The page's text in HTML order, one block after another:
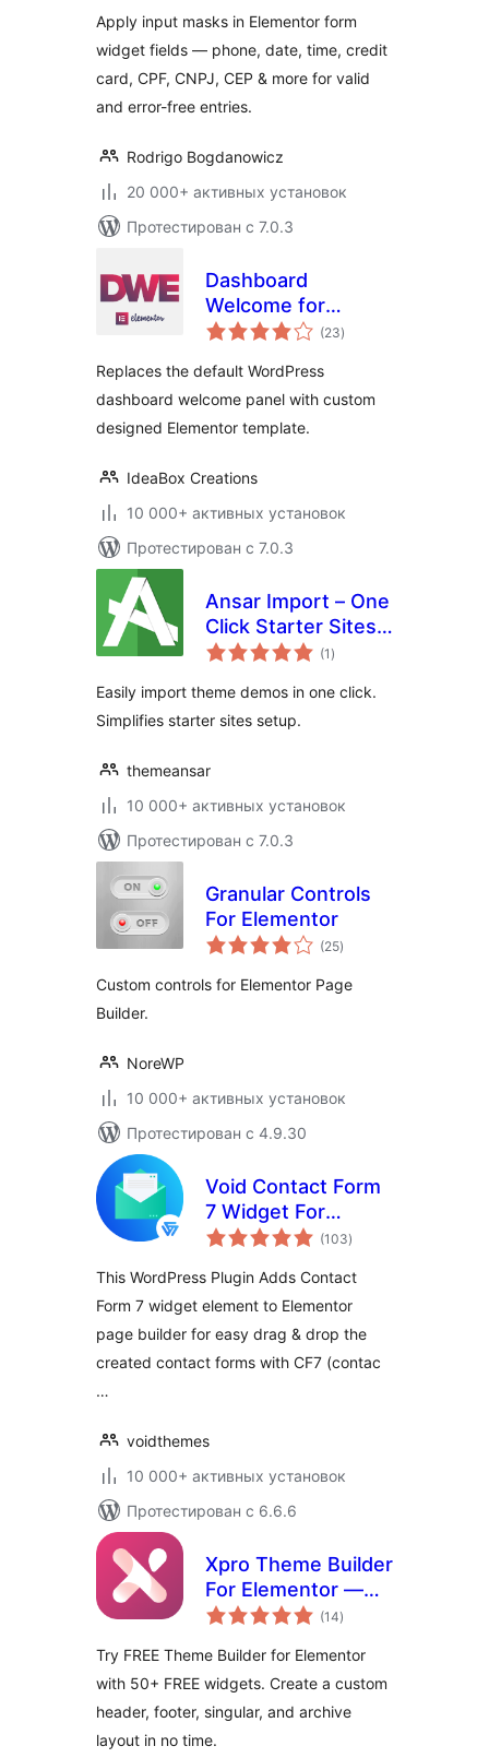
Apply input masks in Elementor form
widget fields — phone, date, time, credit
card, CPF, CNPJ, CEP & more for valid
and error-free entries.
Rodrigo Bogdanowicz
20 000+ активных установок
Протестирован с 7.0.3
Dashboard
Welcome for
Elementor
(23общий
рейтинг
)
Replaces the default WordPress
dashboard welcome panel with custom
designed Elementor template.
IdeaBox Creations
10 000+ активных установок
Протестирован с 7.0.3
Ansar Import – One
Click Starter Sites –
for Elementor &
(1 общий
рейтинг
)
Easily import theme demos in one click.
Simplifies starter sites setup.
themeansar
10 000+ активных установок
Протестирован с 7.0.3
Granular Controls
For Elementor
(25общий
рейтинг
)
Custom controls for Elementor Page
Builder.
NoreWP
10 000+ активных установок
Протестирован с 4.9.30
Void Contact Form
7 Widget For
Elementor Page
(103общий
рейтинг
)
This WordPress Plugin Adds Contact
Form 7 widget element to Elementor
page builder for easy drag & drop the
created contact forms with CF7 (contac
…
voidthemes
10 000+ активных установок
Протестирован с 6.6.6
Xpro Theme Builder
For Elementor —
FREE
(14общий
рейтинг
)
Try FREE Theme Builder for Elementor
with 50+ FREE widgets. Create a custom
header, footer, singular, and archive
layout in no time.